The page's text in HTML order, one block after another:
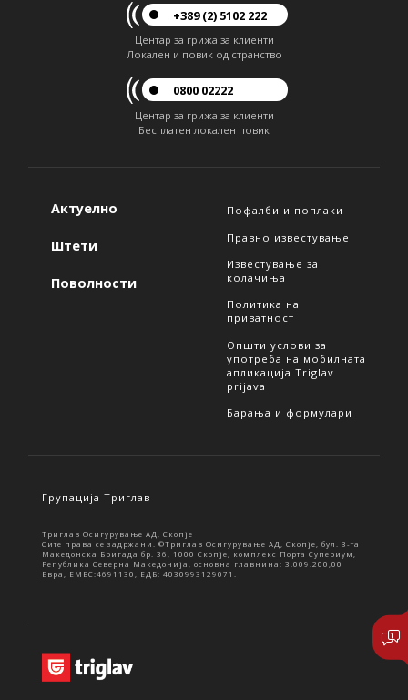
+389 (2) 5102 222
Центар за грижа за клиенти
Локален и повик од странство
0800 02222
Центар за грижа за клиенти
Бесплатен локален повик
Актуелно
Штети
Поволности
Пофалби и поплаки
Правно известување
Известување за
колачиња
Политика на
приватност
Општи услови за
употреба на мобилната
апликација Triglav
prijava
Барања и формулари
Групација Триглав
Триглав Осигурување АД, Скопје
Сите права се задржани. ©Триглав Осигурување АД, Скопје, бул. 3-та
Македонска Бригада бр. 36, 1000 Скопје, комплекс Порта Супериум,
Република Северна Македонија, основна главнина: 3.009.200,00
Евра, ЕМБС:4691130, ЕДБ: 4030993129071.